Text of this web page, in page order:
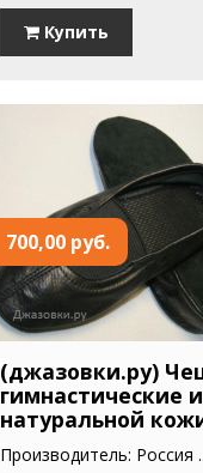
Купить
700,00 руб.
(джазовки.ру)
гимнастические
натуральной
Производитель: Россия